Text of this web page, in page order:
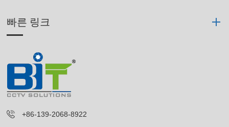
빠른 링크
+86-139-2068-8922